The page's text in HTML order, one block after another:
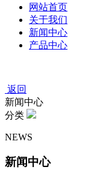
网站首页
关于我们
新闻中心
产品中心
返回
新闻中心
分类
NEWS
新闻中心